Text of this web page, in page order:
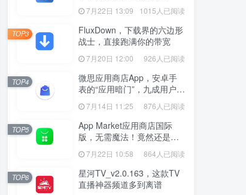
7月22日 13:09 1015人已阅读
FluxDown，下载界的六边形
战士，直接跑满你的带宽
7月20日 12:00 926人已阅读
TOP3
微思应用商店App，安卓手
表的“应用暗门”，九成用户还
没发现
7月14日 11:25 876人已阅读
TOP4
App Market应用商店国际
版，无需魔法！竟然还是大
厂出品？
7月22日 10:58 864人已阅读
TOP5
星河TV_v2.0.163，这款TV
直播神器频道多到离谱
TOP6